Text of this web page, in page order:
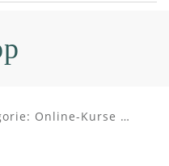
Kategorie: Online-Kurse NeuroGraphik